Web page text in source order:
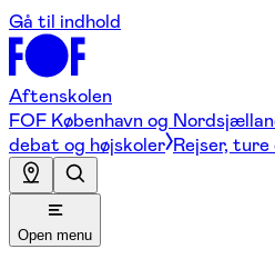
Gå til indhold
Aftenskolen
FOF København og
debat og højskoler Rejser,
Open menu